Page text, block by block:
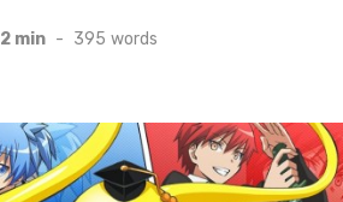
2 min - 395 words